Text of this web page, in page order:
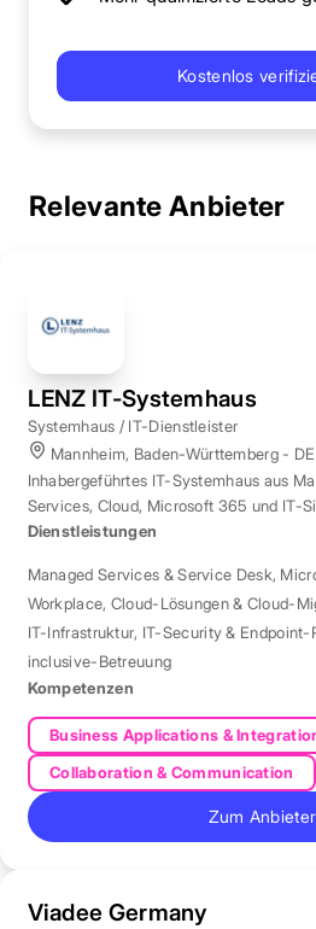
Kostenlos
Relevante Anbieter
LENZ IT-Systemhaus
Systemhaus / IT-Dienstleister
Mannheim, Baden-Württemberg - DE
Inhabergeführtes IT-Systemhaus aus
Services, Cloud, Microsoft 365 und IT-
der Region Rhein-Neckar.
Dienstleistungen
Managed Services & Service Desk,
Workplace, Cloud-Lösungen & Cloud-
IT-Infrastruktur, IT-Security & Endpoint-
inclusive-Betreuung
Kompetenzen
Business Applications &
Collaboration & Communication
Zum Anbieter
Viadee Germany